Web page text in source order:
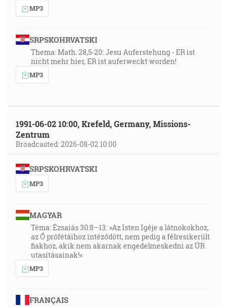
MP3
SRPSKOHRVATSKI
Thema: Math. 28,5-20: Jesu Auferstehung - ER ist
nicht mehr hier, ER ist auferweckt worden!
MP3
1991-06-02 10:00, Krefeld, Germany, Missions-
Zentrum
Broadcasted: 2026-08-02 10:00
SRPSKOHRVATSKI
MP3
MAGYAR
Téma: Ézsaiás 30:8–13: »Az Isten Igéje a látnokokhoz,
az Ő prófétáihoz intéződött, nem pedig a félresikerült
fiakhoz, akik nem akarnak engedelmeskedni az ÚR
utasításainak!«
MP3
FRANÇAIS